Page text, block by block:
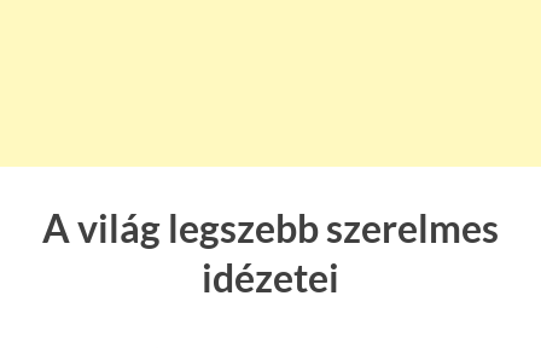
A világ legszebb szerelmes
idézetei